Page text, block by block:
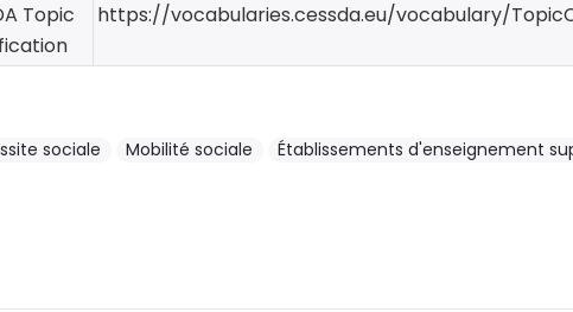
Topic
https://vocabularies.cessda.eu/vocabulary/
sociale Mobilité sociale
Établissements d'enseignement